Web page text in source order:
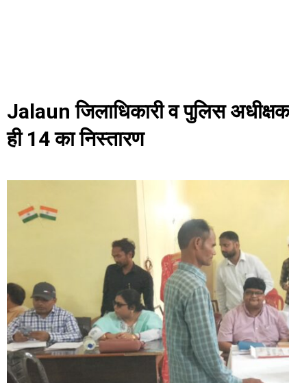
Jalaun जिलाधिकारी व पुलिस
ही 14 का निस्तारण